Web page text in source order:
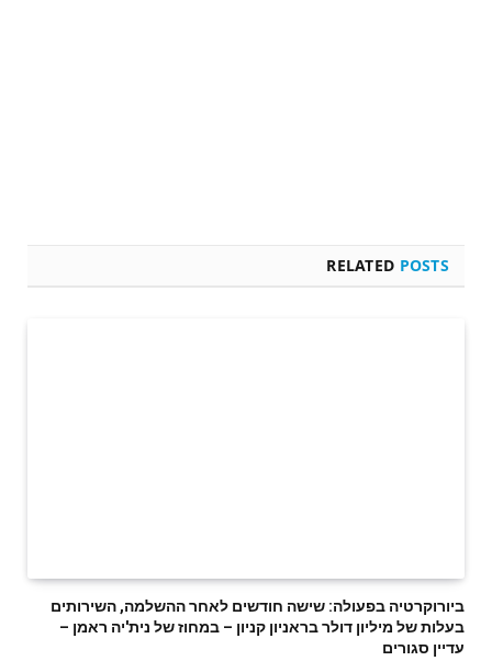
RELATED POSTS
ביורוקרטיה בפעולה: שישה חודשים לאחר ההשלמה, השירותים
בעלות של מיליון דולר בראניון קניון – במחוז של נית'יה ראמן –
עדיין סגורים